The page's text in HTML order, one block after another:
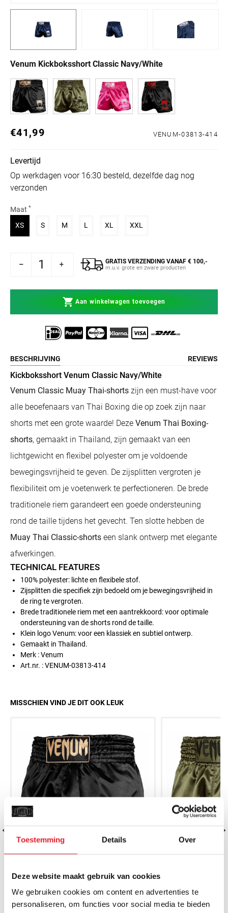
Toestemming Details Over
Deze website maakt gebruik van cookies
We gebruiken cookies om content en advertenties te
personaliseren, om functies voor social media te bieden
Venum Kickboksshort Classic Navy/White
Normale prijs
€41,99 VENUM-03813-414
Levertijd
Op werkdagen voor 16:30 besteld, dezelfde dag nog
verzonden
Maat *
XSVariant uitverkocht of niet beschikbaar
SVariant uitverkocht of niet beschikbaar
MVariant uitverkocht of niet beschikbaar
L Variant uitverkocht of niet beschikbaar
XL Variant uitverkocht of niet
XXL
Kickboksshort Classic Navy/White
voor Venum Kickboksshort Classic Navy/White
GRATIS VERZENDING VANAF € 100,-
m.u.v. grote en zware producten
Aan winkelwagen toevoegen
BESCHRIJVING REVIEWS
Kickboksshort Venum Classic Navy/White
Venum Classic Muay Thai-shorts zijn een must-have voor
alle beoefenaars van Thai Boxing die op zoek zijn naar
shorts met een grote waarde! Deze Venum Thai Boxing-
shorts, gemaakt in Thailand, zijn gemaakt van een
lichtgewicht en flexibel polyester om je voldoende
bewegingsvrijheid te geven. De zijsplitten vergroten je
flexibiliteit om je voetenwerk te perfectioneren. De brede
traditionele riem garandeert een goede ondersteuning
rond de taille tijdens het gevecht. Ten slotte hebben de
Muay Thai Classic-shorts een slank ontwerp met elegante
afwerkingen.
TECHNICAL FEATURES
100% polyester: lichte en flexibele stof.
Zijsplitten die specifiek zijn bedoeld om je bewegingsvrijheid in
de ring te vergroten.
Brede traditionele riem met een aantrekkoord: voor optimale
ondersteuning van de shorts rond de taille.
Klein logo Venum: voor een klassiek en subtiel ontwerp.
Gemaakt in Thailand.
Merk : Venum
Art.nr. : VENUM-03813-414
MISSCHIEN VIND JE DIT OOK LEUK
Venum Kickboksshort Classic
Venum